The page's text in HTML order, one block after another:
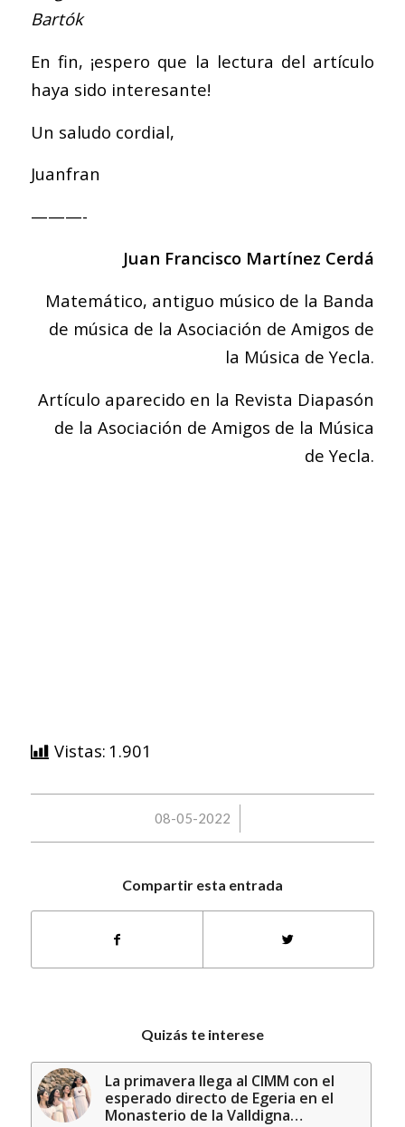
Bartók
En fin, ¡espero que la lectura del artículo
haya sido interesante!
Un saludo cordial,
Juanfran
———-
Juan Francisco Martínez Cerdá
Matemático, antiguo músico de la Banda
de música de la Asociación de Amigos de
la Música de Yecla.
Artículo aparecido en la Revista Diapasón
de la Asociación de Amigos de la Música
de Yecla.
Vistas: 1.901
08-05-2022
/
Compartir esta entrada
Quizás te interese
La primavera llega al CIMM con el
esperado directo de Egeria en el
Monasterio de la Valldigna…